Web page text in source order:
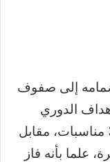
إلى صفوف
جائزة هداف الدوري
الإنجليزي الممتاز “البريميرليغ” في 3 مناسبات، مقابل
علما بأنه فاز